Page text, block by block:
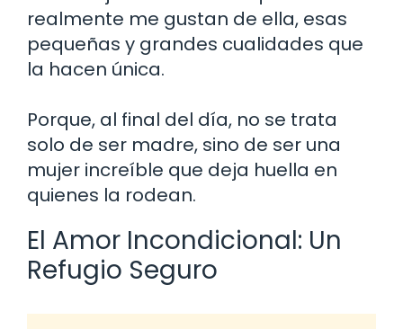
realmente me gustan de ella, esas
pequeñas y grandes cualidades que
la hacen única.
Porque, al final del día, no se trata
solo de ser madre, sino de ser una
mujer increíble que deja huella en
quienes la rodean.
El Amor Incondicional: Un
Refugio Seguro